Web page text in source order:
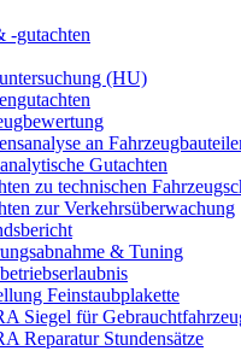
-gutachten
(HU)
an
Gutachten
zu technischen
zur Verkehrsüberwachung
& Tuning
Feinstaubplakette
Siegel für
Reparatur Stundensätze